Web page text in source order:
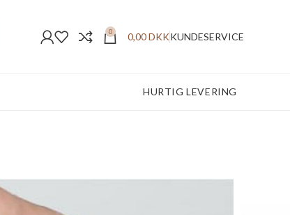
0 0,00DKKKUNDESERVICE
HURTIG LEVERING
FREMRAGENDE ANMELDELSER